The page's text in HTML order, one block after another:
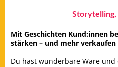
Mit Geschichten Kund:innen
stärken – und mehr verkaufen
Du hast wunderbare Ware